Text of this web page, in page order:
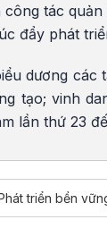
tác
đẩy phát
dương
tạo; vinh
lần thứ 23
triển bền